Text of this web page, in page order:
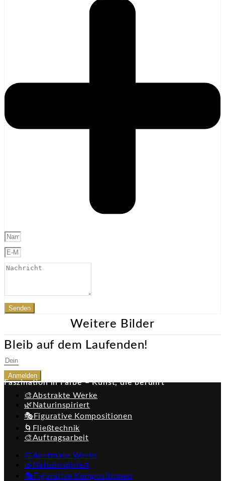
Senden
Weitere Bilder
Bleib auf dem Laufenden!
Anmelden
Faszination in Farbe – Kunst, die berührt
🎨Abstrakte Werke
🌿Naturinspiriert
🎭Figurative Kompositionen
🌀Fließtechnik
🎨Auftragsarbeit
🎨Abstrakte Werke
🌿Naturinspiriert
🎭Figurative Kompositionen